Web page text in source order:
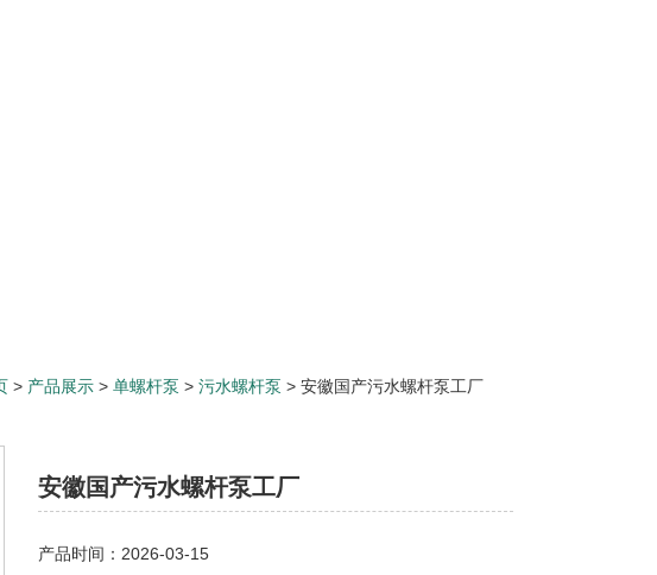
> 产品展示 > 单螺杆泵 > 污水螺杆泵 > 安徽国产污水螺杆泵工厂
安徽国产污水螺杆泵工厂
产品时间：2026-03-15